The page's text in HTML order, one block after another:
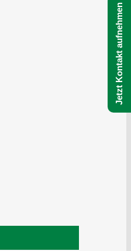
Jetzt Kontakt aufnehmen